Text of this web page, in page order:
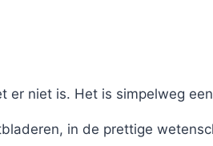
niet is. Het is simpelweg
in de prettige